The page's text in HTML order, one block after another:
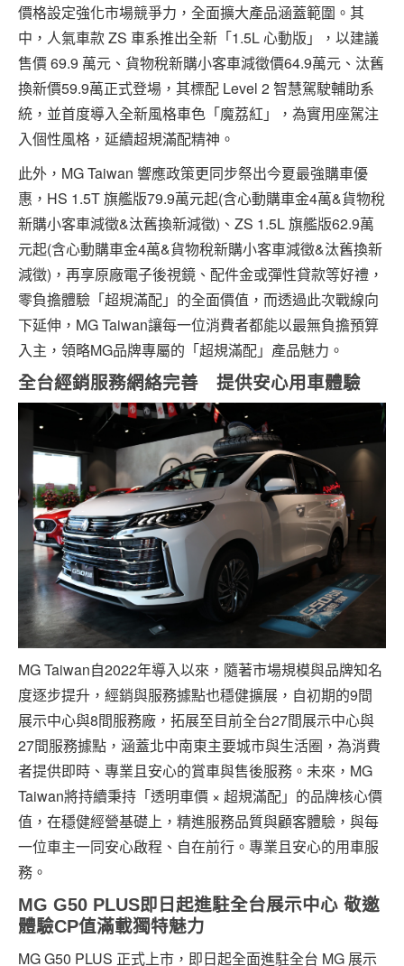
價格設定強化市場競爭力，全面擴大產品涵蓋範圍。其
中，人氣車款 ZS 車系推出全新「1.5L 心動版」，以建議
售價 69.9 萬元、貨物稅新購小客車減徵價64.9萬元、汰舊
換新價59.9萬正式登場，其標配 Level 2 智慧駕駛輔助系
統，並首度導入全新風格車色「魔荔紅」，為實用座駕注
入個性風格，延續超規滿配精神。
此外，MG Taiwan 響應政策更同步祭出今夏最強購車優
惠，HS 1.5T 旗艦版79.9萬元起(含心動購車金4萬&貨物稅
新購小客車減徵&汰舊換新減徵)、ZS 1.5L 旗艦版62.9萬
元起(含心動購車金4萬&貨物稅新購小客車減徵&汰舊換新
減徵)，再享原廠電子後視鏡、配件金或彈性貸款等好禮，
零負擔體驗「超規滿配」的全面價值，而透過此次戰線向
下延伸，MG Taiwan讓每一位消費者都能以最無負擔預算
入主，領略MG品牌專屬的「超規滿配」產品魅力。
全台經銷服務網絡完善 提供安心用車體驗
MG Taiwan自2022年導入以來，隨著市場規模與品牌知名
度逐步提升，經銷與服務據點也穩健擴展，自初期的9間
展示中心與8間服務廠，拓展至目前全台27間展示中心與
27間服務據點，涵蓋北中南東主要城市與生活圈，為消費
者提供即時、專業且安心的賞車與售後服務。未來，MG
Taiwan將持續秉持「透明車價 × 超規滿配」的品牌核心價
值，在穩健經營基礎上，精進服務品質與顧客體驗，與每
一位車主一同安心啟程、自在前行。專業且安心的用車服
務。
MG G50 PLUS即日起進駐全台展示中心 敬邀
體驗CP值滿載獨特魅力
MG G50 PLUS 正式上市，即日起全面進駐全台 MG 展示